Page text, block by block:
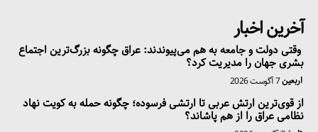
آخرین اخبار
وقتی دولت و جامعه به هم می‌پیوندند: عراق چگونه بزرگ‌ترین اجتماع
بشری جهان را مدیریت کرد؟
اربعین7 آگوست 2026
از قوی‌ترین ارتش عربی تا ارتشی فرسوده؛ چگونه حمله به کویت نهاد
نظامی عراق را از هم پاشاند؟